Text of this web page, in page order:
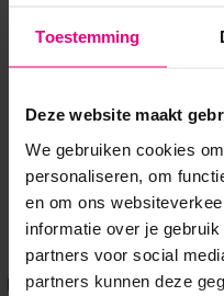
Toestemming
Deze website maakt
We gebruiken cookies
personaliseren, om
en om ons
informatie over je
partners voor social
partners kunnen deze
Application error: a client-
loading